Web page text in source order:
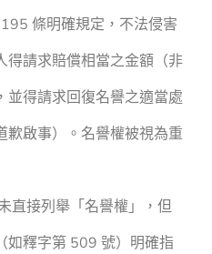
條明確規定，不法侵害
得請求賠償相當之金額（非
並得請求回復名譽之適當處
歉啟事）。名譽權被視為重
直接列舉「名譽權」，但
如釋字第 509 號）明確指